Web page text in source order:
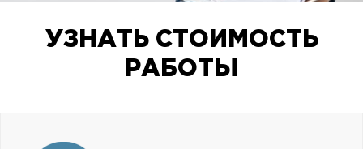
УЗНАТЬ СТОИМОСТЬ
РАБОТЫ